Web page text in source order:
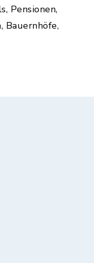
Pensionen,
Bauernhöfe,